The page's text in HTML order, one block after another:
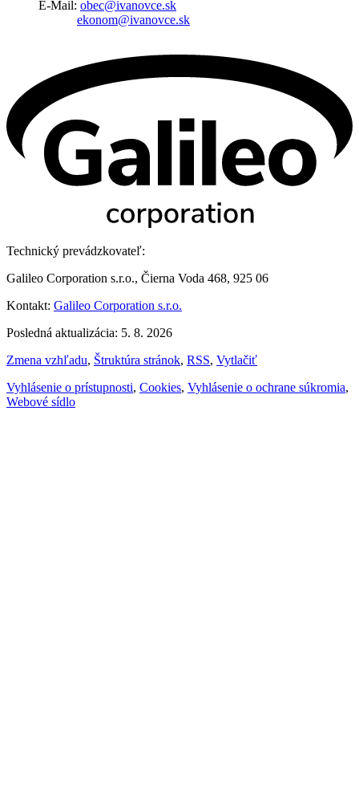
E-Mail: obec@ivanovce.sk
ekonom@ivanovce.sk
Technický prevádzkovateľ:
Galileo Corporation s.r.o., Čierna Voda 468, 925 06
Kontakt: Galileo Corporation s.r.o.
Posledná aktualizácia: 5. 8. 2026
Zmena vzhľadu, Štruktúra stránok, RSS, Vytlačiť
Vyhlásenie o prístupnosti, Cookies, Vyhlásenie o ochrane súkromia,
Webové sídlo